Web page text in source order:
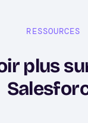
RESSOURCES
plus